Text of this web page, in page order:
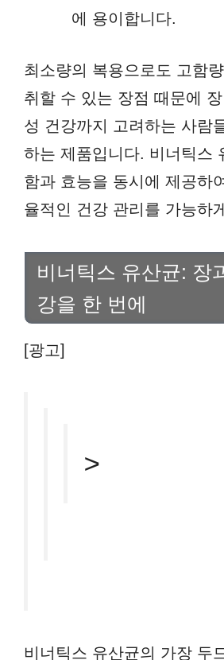
에 용이합니다.
최소량의 복용으로도 고함
취할 수 있는 장점 때문에
성 건강까지 고려하는 사람
하는 제품입니다. 비너틱스
함과 효능을 동시에 제공하
율적인 건강 관리를 가능하
비너틱스 유산균: 장
강을 한 번에
[광고]
>
비너틱스 유산균의 가장 두